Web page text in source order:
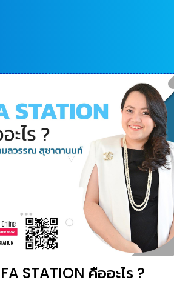
FA STATION คืออะไร ?